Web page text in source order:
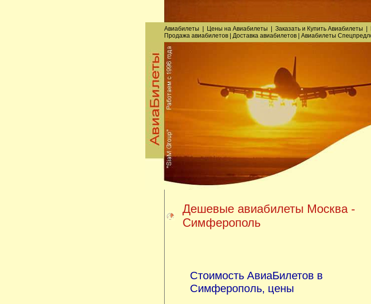
Авиабилеты Цены на Авиабилеты Заказатьи Купить Авиабилеты
Продажа авиабилетов| Доставка авиабилетов| Авиабилеты
Дешевые авиабилеты Москва -
Симферополь
Стоимость АвиаБилетов в
Симферополь, цены